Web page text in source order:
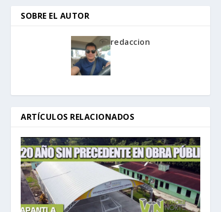
SOBRE EL AUTOR
redaccion
ARTÍCULOS RELACIONADOS